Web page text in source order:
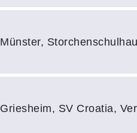
Münster,
Griesheim, SV Croatia,